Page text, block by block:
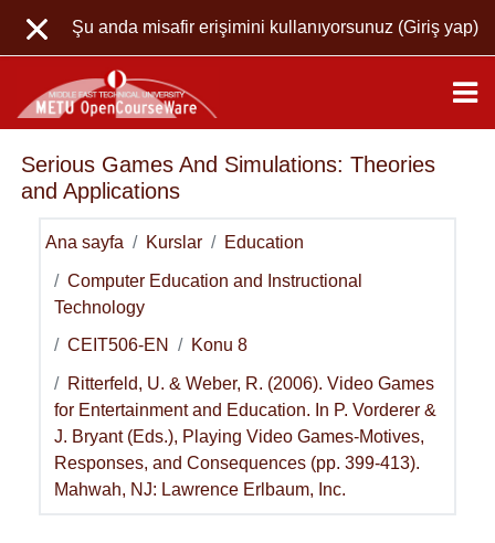
Şu anda misafir erişimini kullanıyorsunuz (Giriş yap)
Serious Games And Simulations: Theories
and Applications
Ana sayfa Kurslar Education
Computer Education and Instructional
Technology
CEIT506-EN Konu 8
Ritterfeld, U. & Weber, R. (2006). Video Games
for Entertainment and Education. In P. Vorderer &
J. Bryant (Eds.), Playing Video Games-Motives,
Responses, and Consequences (pp. 399-413).
Mahwah, NJ: Lawrence Erlbaum, Inc.